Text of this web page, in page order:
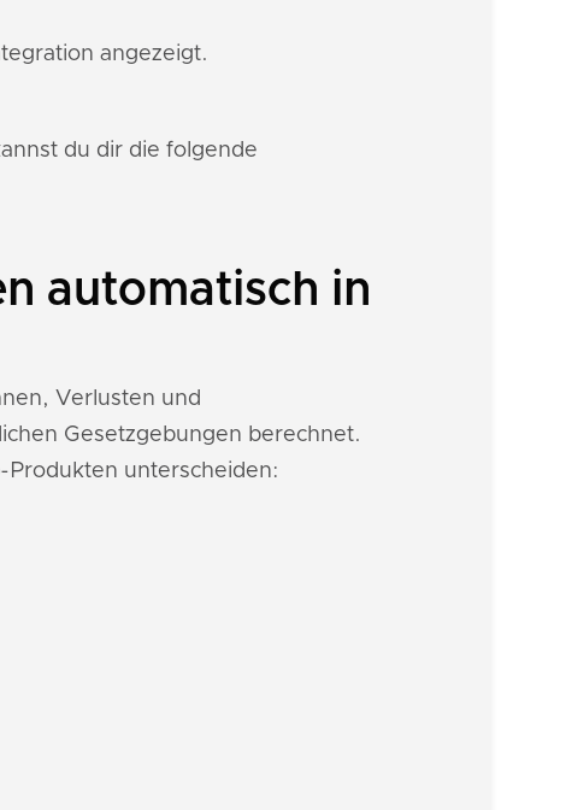
angezeigt.
du dir die folgende
automatisch in
Verlusten und
Gesetzgebungen berechnet.
Produkten unterscheiden: